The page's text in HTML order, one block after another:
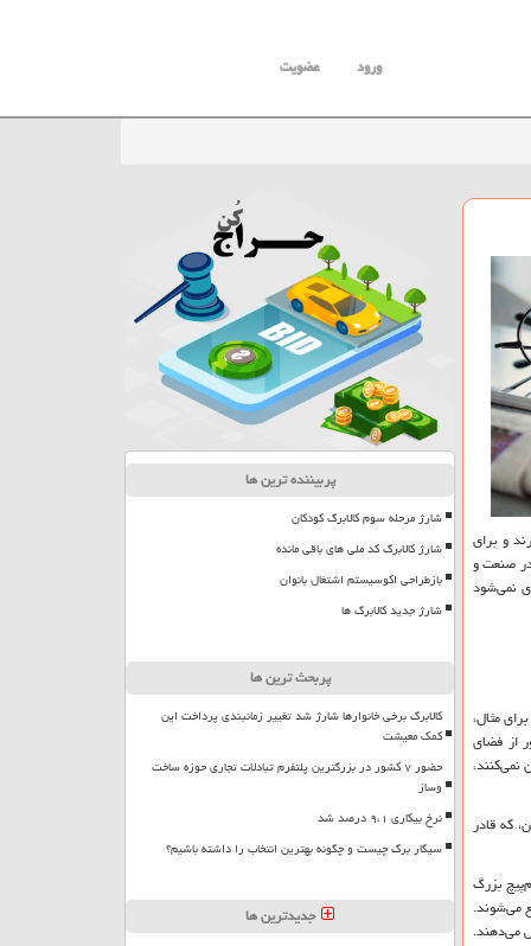
ورود عضویت
و برای
صنعت و
نمی‌شود
می‌کنند - برای مثال،
از فضای
را روشن نمی‌کنند،
که قادر
بزرگ
می‌شوند.
می‌دهند.
پربیننده ترین ها
شارژ مرحله سوم کالابرگ کودکان
شارژ کالابرگ کد ملی های باقی مانده
بازطراحی اکوسیستم اشتغال بانوان
شارژ جدید کالابرگ ها
پربحث ترین ها
کالابرگ برخی خانوارها شارژ شد تغییر زمانبندی پرداخت این
کمک معیشت
حضور ۷ کشور در بزرگترین پلتفرم تبادلات تجاری حوزه ساخت
وساز
نرخ بیکاری ۹،۱ درصد شد
سیگار برگ چیست و چگونه بهترین انتخاب را داشته باشیم؟
جدیدترین ها